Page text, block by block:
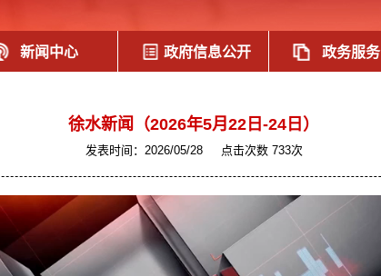
新闻中心 政府信息公开 政务服务
徐水新闻（2026年5月22日-24日）
发表时间：2026/05/28 点击次数 733次